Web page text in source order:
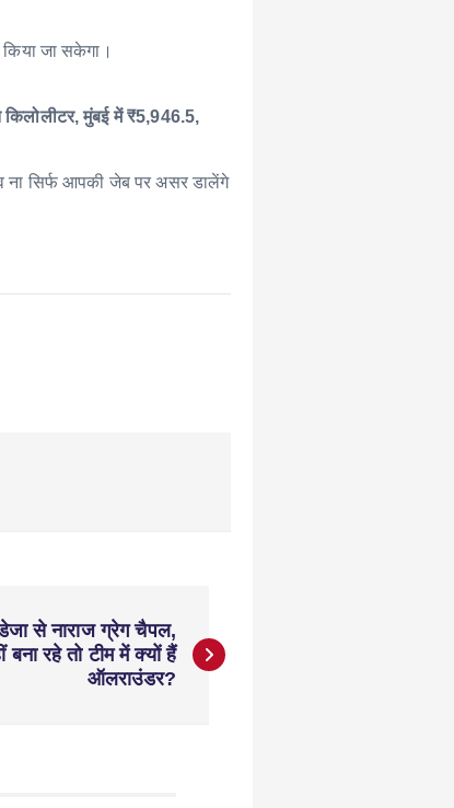
जा सकेगा।
मुंबई में ₹5,946.5,
ना सिर्फ आपकी जेब पर असर डालेंगे
से नाराज ग्रेग चैपल,
रहे तो टीम में क्यों हैं
ऑलराउंडर?